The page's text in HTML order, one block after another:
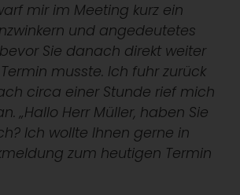
mir im Meeting kurz ein
und angedeutetes
Sie danach direkt weiter
musste. Ich fuhr zurück
circa einer Stunde rief mich
„Hallo Herr Müller, haben Sie
Ich wollte Ihnen gerne in
zum heutigen Termin